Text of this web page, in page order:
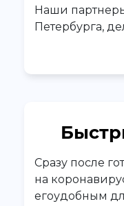
Наши
Петербурга,
Сразу после
на
егоудобным